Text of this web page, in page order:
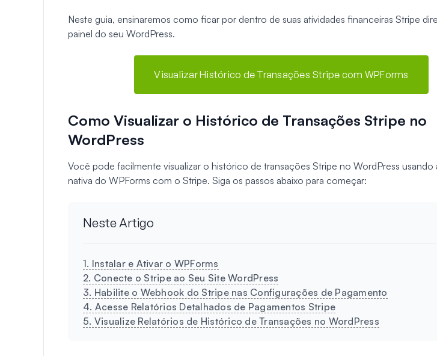
Neste guia, ensinaremos como ficar por dentro de suas atividades financeiras Stripe
painel do seu WordPress.
Visualizar Histórico de Transações Stripe com WPForms
Como Visualizar o Histórico de Transações Stripe no
WordPress
Você pode facilmente visualizar o histórico de transações Stripe no WordPress usando
nativa do WPForms com o Stripe. Siga os passos abaixo para começar:
Neste Artigo
1. Instalar e Ativar o WPForms
2. Conecte o Stripe ao Seu Site WordPress
3. Habilite o Webhook do Stripe nas Configurações de Pagamento
4. Acesse Relatórios Detalhados de Pagamentos Stripe
5. Visualize Relatórios de Histórico de Transações no WordPress